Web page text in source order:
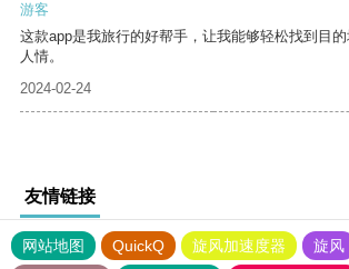
游客
这款app是我旅行的好帮手，让我能够轻松找到目
人情。
2024-02-24
友情链接
网站地图 QuickQ 旋风加速度器 旋风